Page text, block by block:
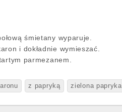
śmietany wyparuje.
i dokładnie wymieszać.
parmezanem.
z papryką zielona papryka